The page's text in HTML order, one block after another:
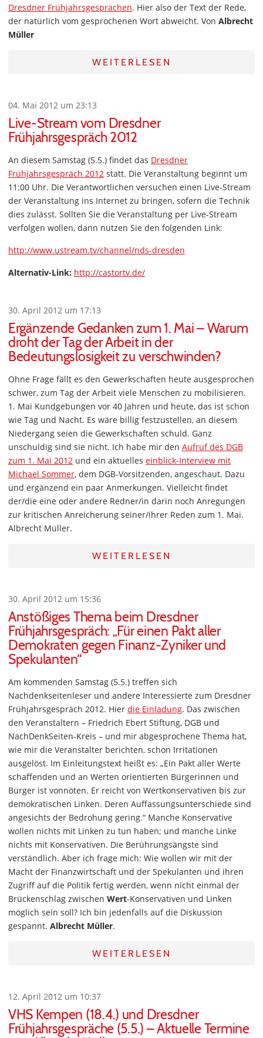
Dresdner Frühjahrsgesprächen. Hier also der Text der Rede,
der natürlich vom gesprochenen Wort abweicht. Von Albrecht
Müller
WEITERLESEN
04. Mai 2012 um 23:13
Live-Stream vom Dresdner
Frühjahrsgespräch 2012
An diesem Samstag (5.5.) findet das Dresdner
Frühjahrsgespräch 2012 statt. Die Veranstaltung beginnt um
11:00 Uhr. Die Verantwortlichen versuchen einen Live-Stream
der Veranstaltung ins Internet zu bringen, sofern die Technik
dies zulässt. Sollten Sie die Veranstaltung per Live-Stream
verfolgen wollen, dann nutzen Sie den folgenden Link:
http://www.ustream.tv/channel/nds-dresden
Alternativ-Link: http://castortv.de/
30. April 2012 um 17:13
Ergänzende Gedanken zum 1. Mai – Warum
droht der Tag der Arbeit in der
Bedeutungslosigkeit zu verschwinden?
Ohne Frage fällt es den Gewerkschaften heute ausgesprochen
schwer, zum Tag der Arbeit viele Menschen zu mobilisieren.
1. Mai Kundgebungen vor 40 Jahren und heute, das ist schon
wie Tag und Nacht. Es wäre billig festzustellen, an diesem
Niedergang seien die Gewerkschaften schuld. Ganz
unschuldig sind sie nicht. Ich habe mir den Aufruf des DGB
zum 1. Mai 2012 und ein aktuelles einblick-Interview mit
Michael Sommer, dem DGB-Vorsitzenden, angeschaut. Dazu
und ergänzend ein paar Anmerkungen. Vielleicht findet
der/die eine oder andere Redner/in darin noch Anregungen
zur kritischen Anreicherung seiner/ihrer Reden zum 1. Mai.
Albrecht Müller.
WEITERLESEN
30. April 2012 um 15:36
Anstößiges Thema beim Dresdner
Frühjahrsgespräch: „Für einen Pakt aller
Demokraten gegen Finanz-Zyniker und
Spekulanten“
Am kommenden Samstag (5.5.) treffen sich
Nachdenkseitenleser und andere Interessierte zum Dresdner
Frühjahrsgespräch 2012. Hier die Einladung. Das zwischen
den Veranstaltern – Friedrich Ebert Stiftung, DGB und
NachDenkSeiten-Kreis – und mir abgesprochene Thema hat,
wie mir die Veranstalter berichten, schon Irritationen
ausgelöst. Im Einleitungstext heißt es: „Ein Pakt aller Werte
schaffenden und an Werten orientierten Bürgerinnen und
Bürger ist vonnöten. Er reicht von Wertkonservativen bis zur
demokratischen Linken. Deren Auffassungsunterschiede sind
angesichts der Bedrohung gering.“ Manche Konservative
wollen nichts mit Linken zu tun haben; und manche Linke
nichts mit Konservativen. Die Berührungsängste sind
verständlich. Aber ich frage mich: Wie wollen wir mit der
Macht der Finanzwirtschaft und der Spekulanten und ihren
Zugriff auf die Politik fertig werden, wenn nicht einmal der
Brückenschlag zwischen Wert-Konservativen und Linken
möglich sein soll? Ich bin jedenfalls auf die Diskussion
gespannt. Albrecht Müller.
WEITERLESEN
12. April 2012 um 10:37
VHS Kempen (18.4.) und Dresdner
Frühjahrsgespräche (5.5.) – Aktuelle Termine